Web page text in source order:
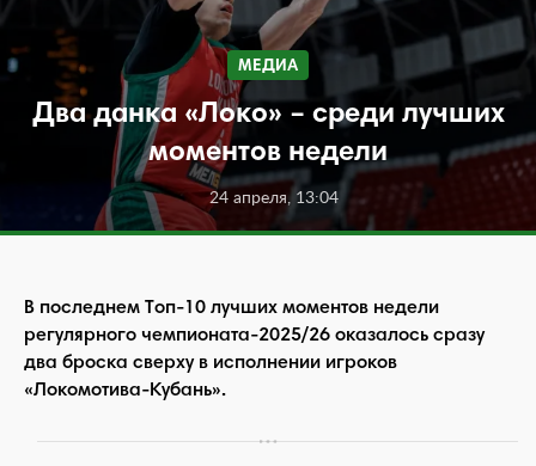
МЕДИА
Два данка «Локо» – среди лучших
моментов недели
24 апреля, 13:04
В последнем Топ-10 лучших моментов недели
регулярного чемпионата-2025/26 оказалось сразу
два броска сверху в исполнении игроков
«Локомотива-Кубань».